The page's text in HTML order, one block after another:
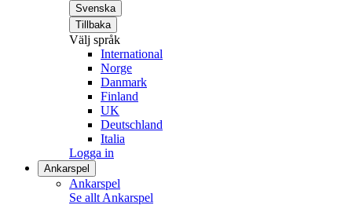
Svenska
Tillbaka
Välj språk
International
Norge
Danmark
Finland
UK
Deutschland
Italia
Logga in
Ankarspel
Ankarspel
Se allt Ankarspel